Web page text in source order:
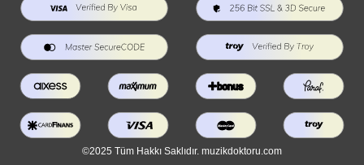
©2025 Tüm Hakkı Saklıdır. muzikdoktoru.com